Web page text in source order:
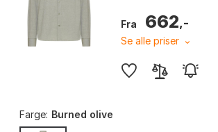
Fra 662,-
Se alle priser
Farge: Burned olive